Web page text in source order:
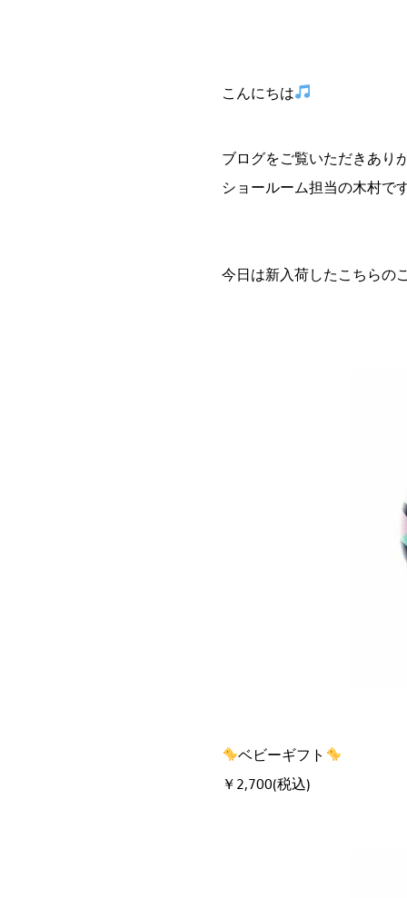
こんにちは
ブログをご覧いただきあり
ショールーム担当の木村で
今日は新入荷したこちらの
ベビーギフト
￥2,700(税込)